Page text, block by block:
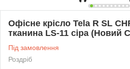
Офісне крісло Tela R SL
тканина LS-11 сіра (Новий
Під замовлення
Роздріб